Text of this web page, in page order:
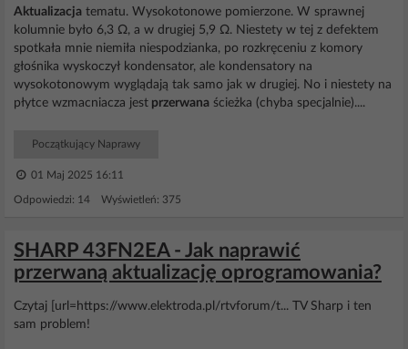
Aktualizacja tematu. Wysokotonowe pomierzone. W sprawnej
kolumnie było 6,3 Ω, a w drugiej 5,9 Ω. Niestety w tej z defektem
spotkała mnie niemiła niespodzianka, po rozkręceniu z komory
głośnika wyskoczył kondensator, ale kondensatory na
wysokotonowym wyglądają tak samo jak w drugiej. No i niestety na
płytce wzmacniacza jest przerwana ścieżka (chyba specjalnie)....
Początkujący Naprawy
01 Maj 2025 16:11
Odpowiedzi: 14 Wyświetleń: 375
SHARP 43FN2EA - Jak naprawić
przerwaną aktualizację oprogramowania?
Czytaj [url=https://www.elektroda.pl/rtvforum/t... TV Sharp i ten
sam problem!